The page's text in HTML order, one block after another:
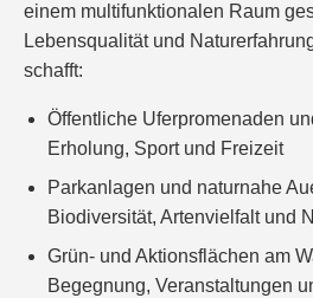
einem multifunktionalen Raum
Lebensqualität und
schafft:
Öffentliche Uferpromenaden
Erholung, Sport und Freizeit
Parkanlagen und naturnahe
Biodiversität, Artenvielfalt und
Grün- und Aktionsflächen am
Begegnung, Veranstaltungen